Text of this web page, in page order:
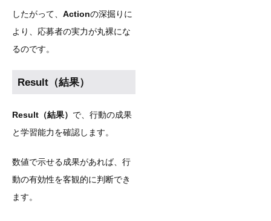
したがって、 Actionの深掘りに
より、応募者の実力が丸裸にな
るのです。
Result（結果）
Result（結果） で、行動の成果
と学習能力を確認します。
数値で示せる成果があれば、行
動の有効性を客観的に判断でき
ます。